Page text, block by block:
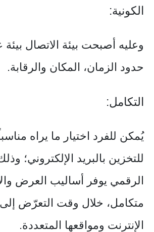
الكونية:
وعليه أصبحت بيئة الاتصال
حدود الزمان، المكان والرقابة.
التكامل:
يُمكن للفرد اختيار ما يراه
للتخزين بالبريد الإلكتروني؛
الرقمي يوفر أساليب العرض
متكامل، خلال وقت التعرّض
الإنترنت ومواقعها المتعددة.